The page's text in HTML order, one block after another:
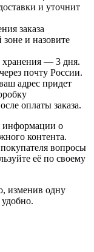
и уточнит
заказа
зоне и назовите
хранения — 3 дня.
почту России.
адрес придет
оплаты заказа.
информации о
контента.
вопросы
её по своему
изменив одну